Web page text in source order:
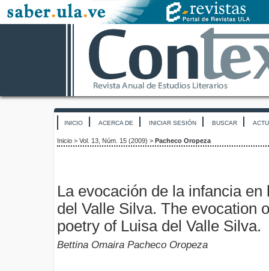
INICIO ACERCA DE INICIAR SESIÓN BUSCAR
Inicio > Vol. 13, Núm. 15 (2009) > Pacheco Oropeza
La evocación de la infancia
del Valle Silva. The evocation
poetry of Luisa del Valle Silva.
Bettina Omaira Pacheco Oropeza